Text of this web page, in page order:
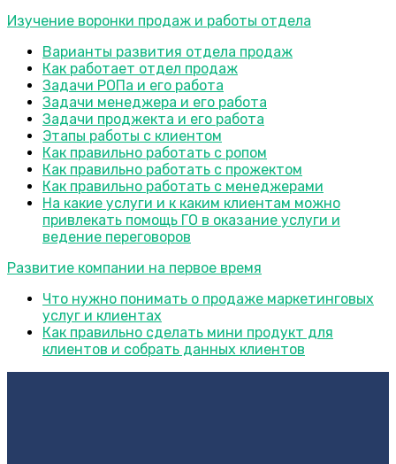
Изучение воронки продаж и работы отдела
Варианты развития отдела продаж
Как работает отдел продаж
Задачи РОПа и его работа
Задачи менеджера и его работа
Задачи проджекта и его работа
Этапы работы с клиентом
Как правильно работать с ропом
Как правильно работать с прожектом
Как правильно работать с менеджерами
На какие услуги и к каким клиентам можно
привлекать помощь ГО в оказание услуги и
ведение переговоров
Развитие компании на первое время
Что нужно понимать о продаже маркетинговых
услуг и клиентах
Как правильно сделать мини продукт для
клиентов и собрать данных клиентов